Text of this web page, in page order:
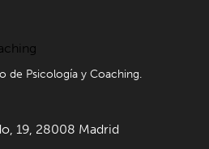
de Psicología y Coaching.
19, 28008 Madrid